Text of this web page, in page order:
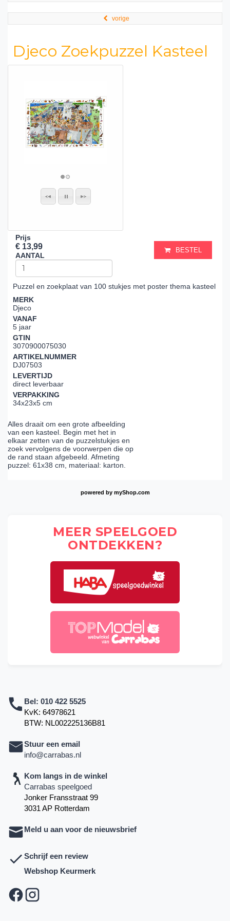
vorige
Djeco Zoekpuzzel Kasteel
Prijs
€ 13,99
AANTAL
BESTEL
Puzzel en zoekplaat van 100 stukjes met poster thema kasteel
MERK
Djeco
VANAF
5 jaar
GTIN
3070900075030
ARTIKELNUMMER
DJ07503
LEVERTIJD
direct leverbaar
VERPAKKING
34x23x5 cm
Alles draait om een grote afbeelding
van een kasteel. Begin met het in
elkaar zetten van de puzzelstukjes en
zoek vervolgens de voorwerpen die op
de rand staan afgebeeld. Afmeting
puzzel: 61x38 cm, materiaal: karton.
powered by myShop.com
MEER SPEELGOED
ONTDEKKEN?
Bel: 010 422 5525
KvK: 64978621
BTW: NL002225136B81
Stuur een email
info@carrabas.nl
Kom langs in de winkel
Carrabas speelgoed
Jonker Fransstraat 99
3031 AP Rotterdam
Meld u aan voor de nieuwsbrief
Schrijf een review
Webshop Keurmerk